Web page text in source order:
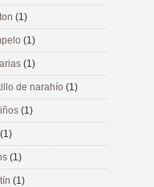
(1)
(1)
(1)
de narahío (1)
(1)
(1)
(1)
(1)